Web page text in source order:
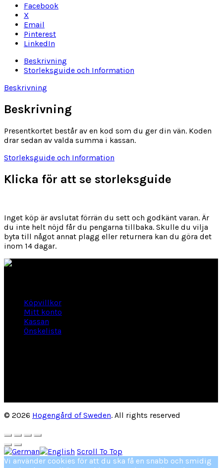
Facebook
X
Email
Pinterest
LinkedIn
Beskrivning
Storleksguide och Information
Beskrivning
Beskrivning
Presentkortet består av en kod som du ger din vän. Koden
drar sedan av valda summa i kassan.
Storleksguide och Information
Klicka för att se storleksguide
Inget köp är avslutat förrän du sett och godkänt varan. Är
du inte helt nöjd får du pengarna tillbaka. Skulle du vilja
byta till något annat plagg eller returnera kan du göra det
inom 14 dagar.
Köpvillkor
Mitt konto
Kassan
Önskelista
© 2026 Hogengård of Sweden. All rights reserved
Scroll To Top
Vi använder cookies för att du ska få en snabb och smidig